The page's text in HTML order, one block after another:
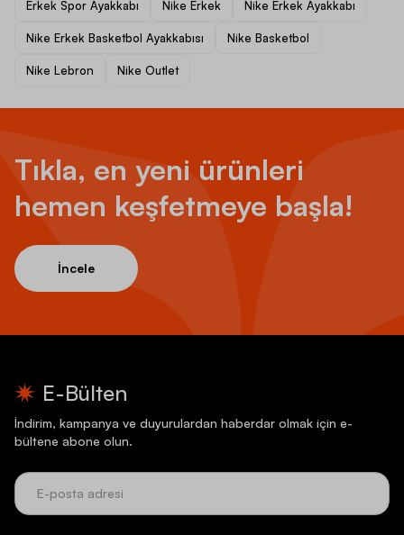
Erkek Spor Ayakkabı Nike Erkek Nike Erkek Ayakkabı
Nike Erkek Basketbol Ayakkabısı Nike Basketbol
Nike Lebron Nike Outlet
Tıkla, en yeni ürünleri
hemen keşfetmeye başla!
İncele
E-Bülten
İndirim, kampanya ve duyurulardan haberdar olmak için e-
bültene abone olun.